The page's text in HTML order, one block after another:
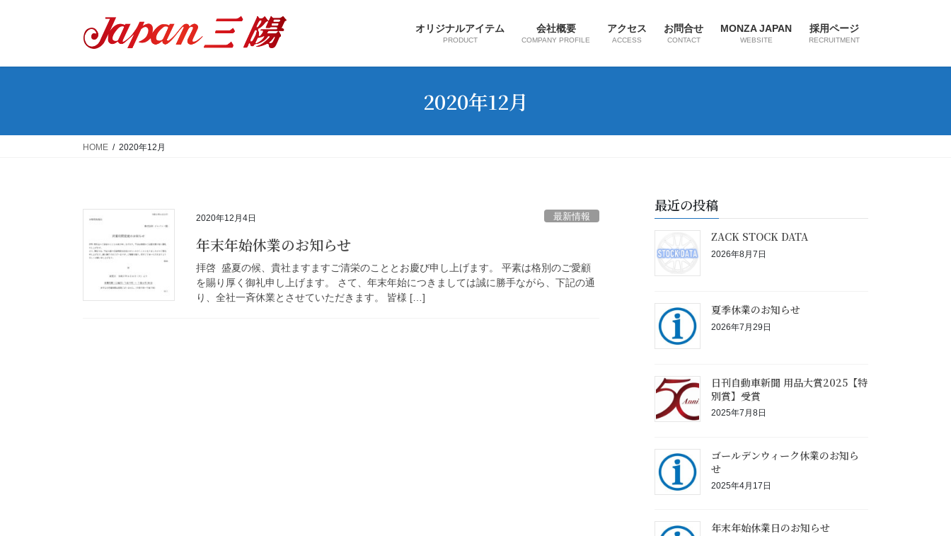
オリジナルアイテム
PRODUCT
会社概要
COMPANY PROFILE
アクセス
ACCESS
お問合せ
CONTACT
MONZA JAPAN
WEBSITE
採用ページ
RECRUITMENT
2020年12月
HOME 2020年12月
2020年12月4日 最新情報
年末年始休業のお知らせ
拝啓 盛夏の候、貴社ますますご清栄のこととお慶び申し上げます。 平素は格別のご愛顧
を賜り厚く御礼申し上げます。 さて、年末年始につきましては誠に勝手ながら、下記の通
り、全社一斉休業とさせていただきます。 皆様 […]
最近の投稿
ZACK STOCK DATA
2026年8月7日
夏季休業のお知らせ
2026年7月29日
日刊自動車新聞 用品大賞2025【特
別賞】受賞
2025年7月8日
ゴールデンウィーク休業のお知ら
せ
2025年4月17日
年末年始休業日のお知らせ